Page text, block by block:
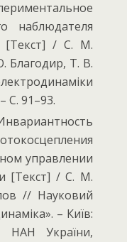
наблюдателя
[Текст] / С. М.
Благодир, Т. В.
С. 91–93.
управлении
[Текст] / С. М.
// Науковий
– Київ:
НАН України,